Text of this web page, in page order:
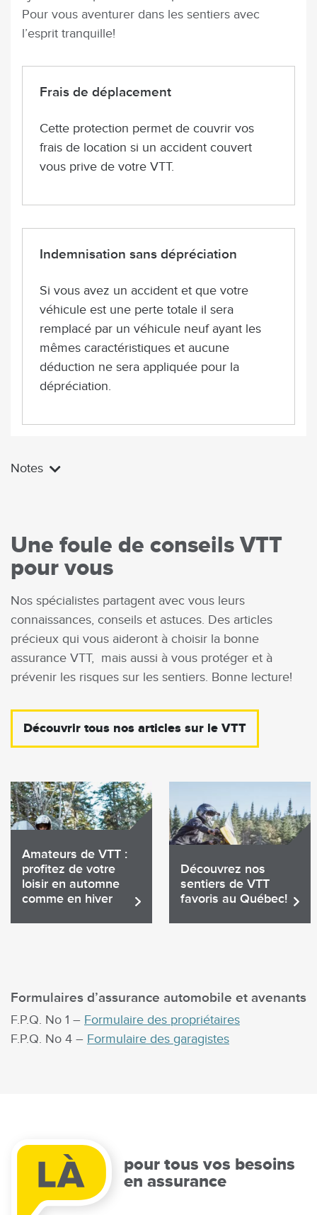
Pour vous aventurer dans les sentiers avec
l’esprit tranquille!
Frais de déplacement
Cette protection permet de couvrir vos
frais de location si un accident couvert
vous prive de votre VTT.
Indemnisation sans dépréciation
Si vous avez un accident et que votre
véhicule est une perte totale il sera
remplacé par un véhicule neuf ayant les
mêmes caractéristiques et aucune
déduction ne sera appliquée pour la
dépréciation.
Notes
Une foule de conseils VTT
pour vous
Nos spécialistes partagent avec vous leurs
connaissances, conseils et astuces. Des articles
précieux qui vous aideront à choisir la bonne
assurance VTT, mais aussi à vous protéger et à
prévenir les risques sur les sentiers. Bonne lecture!
Découvrir tous nos articles sur le VTT
Amateurs de VTT :
profitez de votre
loisir en automne
comme en hiver
Lire
Découvrez nos
sentiers de VTT
favoris au Québec!
Lire
Formulaires d’assurance automobile et avenants
F.P.Q. No 1 – Formulaire des propriétaires
F.P.Q. No 4 – Formulaire des garagistes
pour tous vos besoins
en assurance